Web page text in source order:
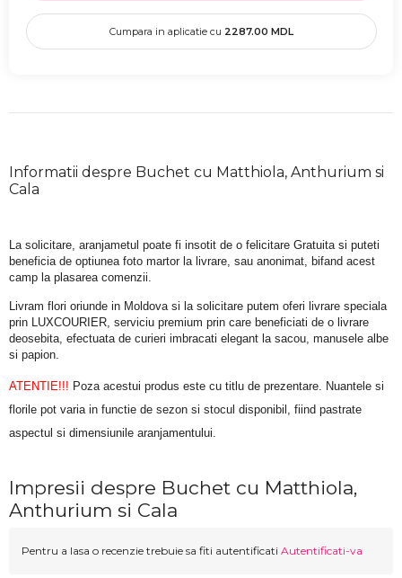
Cumpara in aplicatie cu 2287.00 MDL
Informatii despre Buchet cu Matthiola, Anthurium si
Cala
La solicitare, aranjametul poate fi insotit de o felicitare Gratuita si puteti
beneficia de optiunea foto martor la livrare, sau anonimat, bifand acest
camp la plasarea comenzii.
Livram flori oriunde in Moldova si la solicitare putem oferi livrare speciala
prin LUXCOURIER, serviciu premium prin care beneficiati de o livrare
deosebita, efectuata de curieri imbracati elegant la sacou, manusele albe
si papion.
ATENTIE!!! Poza acestui produs este cu titlu de prezentare. Nuantele si
florile pot varia in functie de sezon si stocul disponibil, fiind pastrate
aspectul si dimensiunile aranjamentului.
Impresii despre Buchet cu Matthiola,
Anthurium si Cala
Pentru a lasa o recenzie trebuie sa fiti autentificati Autentificati-va